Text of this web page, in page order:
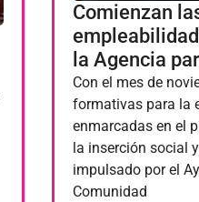
Comienzan
la Agencia
Con el mes de
formativas para la
enmarcadas en el
la inserción social
impulsado por el
Comunidad